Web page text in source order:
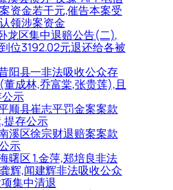
资金若干元,催告本案受
领涉案资金
龙区集中退赔公告(二),
位3192.02元退还给各被
阳县一非法吸收公众存
成林,乔富棠,张贵莲),且
示
顺县崔志平罚金案案款
提存公示
溪区徐宗财退赔案案款
示
曙区 1.金萍,郑培良非法
辉,闻建辉非法吸收公众
集中清退